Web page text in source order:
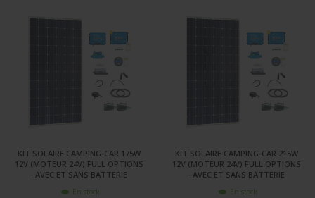
KIT SOLAIRE CAMPING-CAR 175W
12V (MOTEUR 24V) FULL OPTIONS
- AVEC ET SANS BATTERIE
En stock
KIT SOLAIRE CAMPING-CAR 215W
12V (MOTEUR 24V) FULL OPTIONS
- AVEC ET SANS BATTERIE
En stock